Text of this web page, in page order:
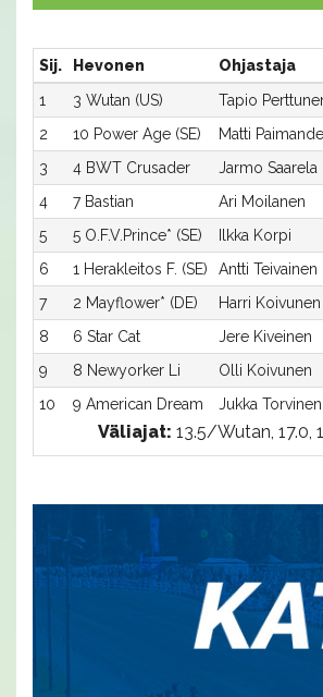
Sij. Hevonen Ohjastaja
1
3 Wutan (US) Tapio
2
10 Power Age (SE) Matti
3
4 BWT Crusader Jarmo Saarela
4
7 Bastian Ari Moilanen
5
5 O.F.V.Prince* (SE) Ilkka Korpi
6
1 Herakleitos F. (SE) Antti Teivainen
7
2 Mayflower* (DE) Harri Koivunen
8
6 Star Cat Jere Kiveinen
9
8 Newyorker Li Olli Koivunen
10
9 American Dream Jukka Torvinen
Väliajat: 13.5/Wutan, 17.0,